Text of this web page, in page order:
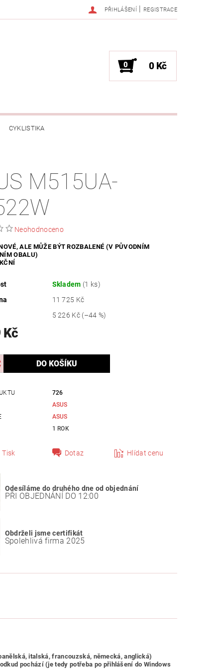
PŘIHLÁŠENÍ | REGISTRACE
0 0 Kč
CYKLISTIKA
/ PÁRTY / VYSTOUPENÍ
POČÍTAČE / NOTEBOOKY
ZDRAVÍ / HYGIENA
M515UA-
Neohodnoceno
ALE MŮŽE BÝT ROZBALENÉ (V PŮVODNÍM
OBALU)
Skladem (1 ks)
11 725 Kč
5 226 Kč (–44 %)
Kč
726
ASUS
ASUS
1 ROK
Tisk Dotaz Hlídat cenu
Odesíláme do druhého dne od objednání
PŘI OBJEDNÁNÍ DO 12:00
Obdrželi jsme certifikát
Spolehlivá firma 2025
italská, francouzská, německá, anglická)
pochází (je tedy potřeba po přihlášení do Windows